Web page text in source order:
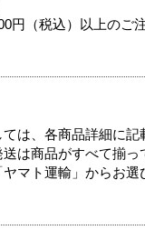
円（税込）以上のご
は、各商品詳細に
は商品がすべて揃っ
マト運輸」からお選